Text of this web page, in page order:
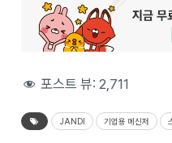
포스트 뷰:2,711
JANDI 기업용 메신저